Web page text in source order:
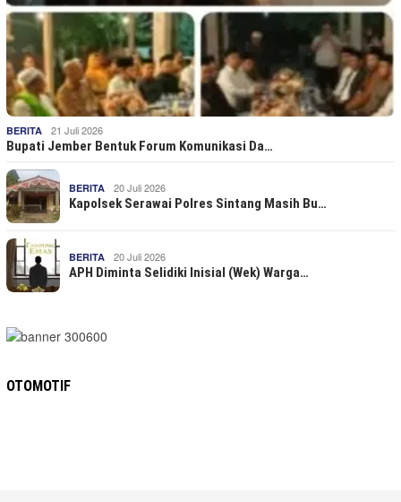
BERITA 21 Juli 2026
Bupati Jember Bentuk Forum Komunikasi Da…
BERITA 20 Juli 2026
Kapolsek Serawai Polres Sintang Masih Bu…
BERITA 20 Juli 2026
APH Diminta Selidiki Inisial (Wek) Warga…
OTOMOTIF